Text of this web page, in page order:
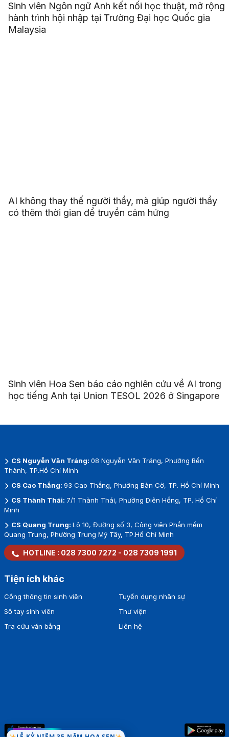
Sinh viên Ngôn ngữ Anh kết nối học thuật, mở rộng
hành trình hội nhập tại Trường Đại học Quốc gia
Malaysia
AI không thay thế người thầy, mà giúp người thầy
có thêm thời gian để truyền cảm hứng
Sinh viên Hoa Sen báo cáo nghiên cứu về AI trong
học tiếng Anh tại Union TESOL 2026 ở Singapore
CS Nguyễn Văn Tráng: 08 Nguyễn Văn Tráng, Phường Bến
Thành, TP.Hồ Chí Minh
CS Cao Thắng: 93 Cao Thắng, Phường Bàn Cờ, TP. Hồ Chí Minh
CS Thành Thái: 7/1 Thành Thái, Phường Diên Hồng, TP. Hồ Chí
Minh
CS Quang Trung: Lô 10, Đường số 3, Công viên Phần mềm
Quang Trung, Phường Trung Mỹ Tây, TP.Hồ Chí Minh
HOTLINE : 028 7300 7272 - 028 7309 1991
Tiện ích khác
Cổng thông tin sinh viên
Sổ tay sinh viên
Tra cứu văn bằng
Tuyển dụng nhân sự
Thư viện
Liên hệ